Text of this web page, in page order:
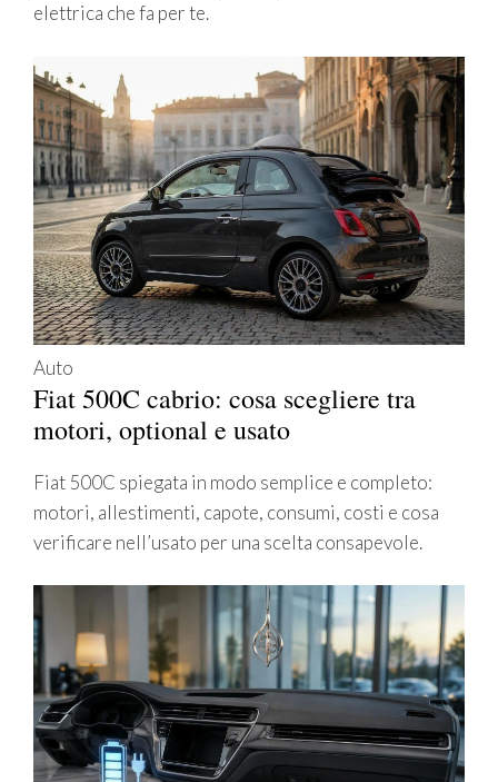
elettrica che fa per te.
Auto
Fiat 500C cabrio: cosa scegliere tra
motori, optional e usato
Fiat 500C spiegata in modo semplice e completo:
motori, allestimenti, capote, consumi, costi e cosa
verificare nell’usato per una scelta consapevole.